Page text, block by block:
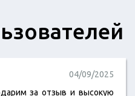
04/09/2025
за отзыв и высокую